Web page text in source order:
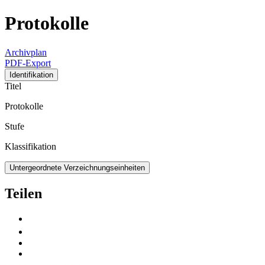
Protokolle
Archivplan
PDF-Export
Identifikation
Titel
Protokolle
Stufe
Klassifikation
Untergeordnete Verzeichnungseinheiten
Teilen